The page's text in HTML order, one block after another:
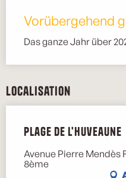
Vorübergehend
Das ganze Jahr über
Localisation
Plage de l'Huveaune
Avenue Pierre Mendès
8ème